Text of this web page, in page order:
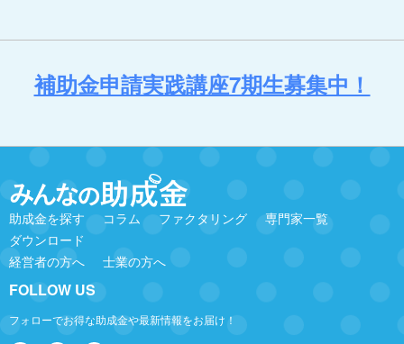
補助金申請実践講座7期生募集中！
助成金を探す コラム ファクタリング
専門家一覧
ダウンロード
経営者の方へ
士業の方へ
FOLLOW US
フォローでお得な助成金や最新情報をお届け！